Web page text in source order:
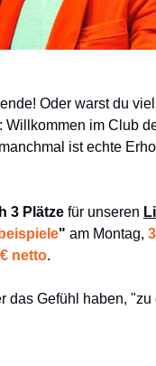
Oder warst du
im Club
ist echte
3 Plätze für unseren
" am Montag,
netto.
das Gefühl haben, "zu